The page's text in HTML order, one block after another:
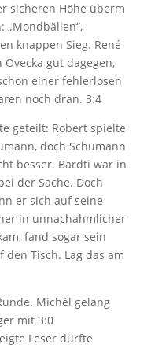
sicheren Höhe überm
„Mondbällen“,
knappen Sieg. René
gut dagegen,
einer fehlerlosen
noch dran. 3:4
geteilt: Robert spielte
doch Schumann
besser. Bardti war in
der Sache. Doch
er sich auf seine
in unnachahmlicher
fand sogar sein
Tisch. Lag das am
Michél gelang
mit 3:0
Leser dürfte